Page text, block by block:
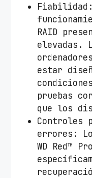
RAID
elevadas.
estar
pruebas
que los
Controles
errores:
WD Red™